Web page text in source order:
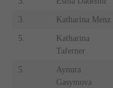
3. Katharina Menz
5.
Katharina
Taferner
5.
Aynura
Gasymova